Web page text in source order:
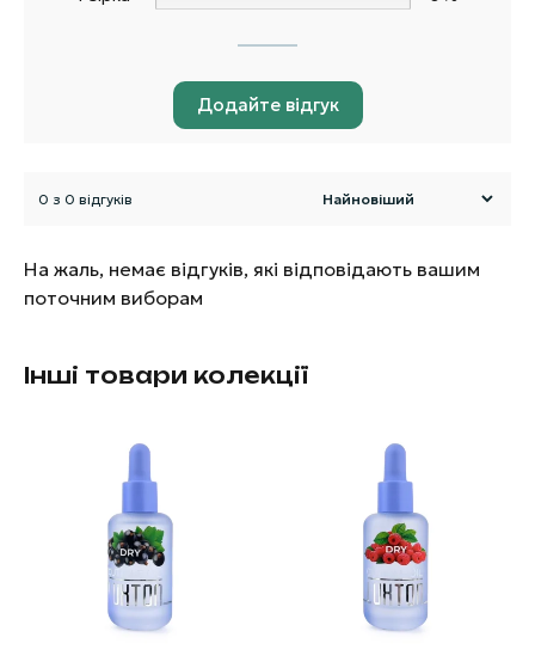
Додайте відгук
0 з 0 відгуків
На жаль, немає відгуків, які відповідають вашим
поточним виборам
Інші товари колекції